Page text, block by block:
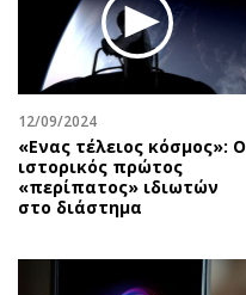
Διπλωματία
Αθλητισμός
Κύπρος
Ελλάδα
Διεθνή
Κληρώσεις Allwyn
Οικονομία
12/09/2024
«Ενας τέλειος κόσμος»: Ο
ιστορικός πρώτος
«περίπατος» ιδιωτών
στο διάστημα